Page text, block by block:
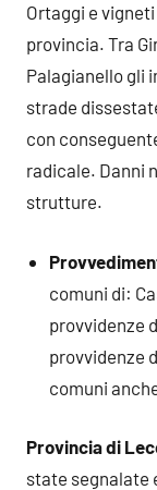
Ortaggi e
provincia. Tra
Palagianello gli
strade
con
radicale. Danni
strutture.
comuni di:
provvidenze
provvidenze
comuni
Provincia di
state segnalate